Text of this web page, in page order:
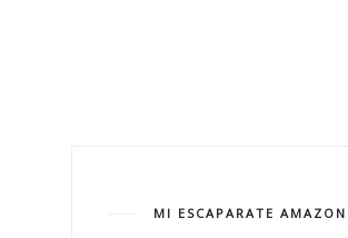
MI ESCAPARATE AMAZON